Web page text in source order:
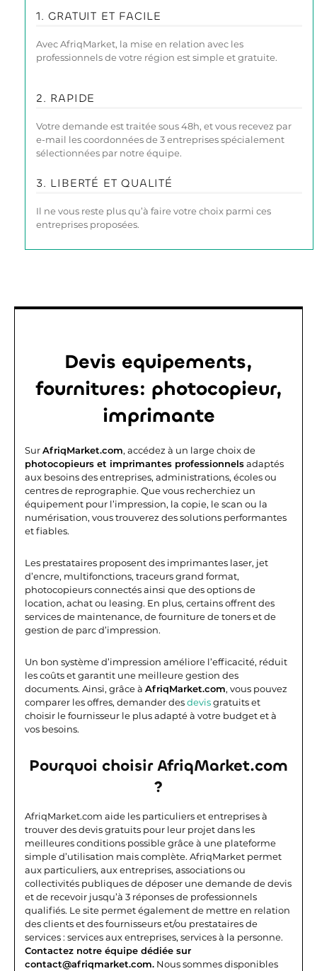
1. GRATUIT ET FACILE
Avec AfriqMarket, la mise en relation avec les
professionnels de votre région est simple et gratuite.
2. RAPIDE
Votre demande est traitée sous 48h, et vous recevez par
e-mail les coordonnées de 3 entreprises spécialement
sélectionnées par notre équipe.
3. LIBERTÉ ET QUALITÉ
Il ne vous reste plus qu’à faire votre choix parmi ces
entreprises proposées.
Devis equipements,
fournitures: photocopieur,
imprimante
SurAfriqMarket.com, accédez à un large choix de
photocopieurs et imprimantes professionnelsadaptés
aux besoins des entreprises, administrations, écoles ou
centres de reprographie. Que vous recherchiez un
équipement pour l’impression, la copie, le scan ou la
numérisation, vous trouverez des solutions performantes
et fiables.
Les prestataires proposent des imprimantes laser, jet
d’encre, multifonctions, traceurs grand format,
photocopieurs connectés ainsi que des options de
location, achat ou leasing. En plus, certains offrent des
services de maintenance, de fourniture de toners et de
gestion de parc d’impression.
Un bon système d’impression améliore l’efficacité, réduit
les coûts et garantit une meilleure gestion des
documents. Ainsi, grâce à AfriqMarket.com, vous pouvez
comparer les offres, demander desdevisgratuits et
choisir le fournisseur le plus adapté à votre budget et à
vos besoins.
Pourquoi choisir AfriqMarket.com
?
AfriqMarket.com aide les particuliers et entreprises à
trouver des devis gratuits pour leur projet dans les
meilleures conditions possible grâce à une plateforme
simple d’utilisation mais complète. AfriqMarket permet
aux particuliers, aux entreprises, associations ou
collectivités publiques de déposer une demande de devis
et de recevoir jusqu’à 3 réponses de professionnels
qualifiés. Le site permet également de mettre en relation
des clients et des fournisseurs et/ou prestataires de
services : services aux entreprises, services à la personne.
Contactez notre équipe dédiée sur
contact@afriqmarket.com. Nous sommes disponibles